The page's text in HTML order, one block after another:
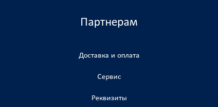
Партнерам
Доставка и оплата
Сервис
Реквизиты